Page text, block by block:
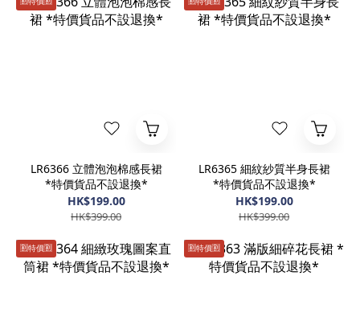
LR6366 立體泡泡棉感長裙
*特價貨品不設退換*
HK$199.00
HK$399.00
LR6365 細紋紗質半身長裙
*特價貨品不設退換*
HK$199.00
HK$399.00
🈹️特價🈹️ 🈹️特價🈹️